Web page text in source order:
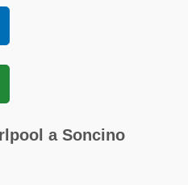
a Soncino